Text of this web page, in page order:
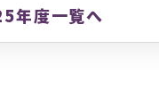
年度一覧へ